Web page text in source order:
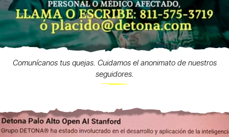
Comunícanos tus quejas. Cuidamos el anonimato de nuestros
seguidores.